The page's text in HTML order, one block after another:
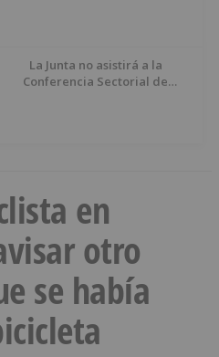
La Junta no asistirá a la
Conferencia Sectorial de
en
otro
se había